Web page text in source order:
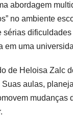
abordagem
no ambiente
em uma
de Heloisa Zalc
aulas,